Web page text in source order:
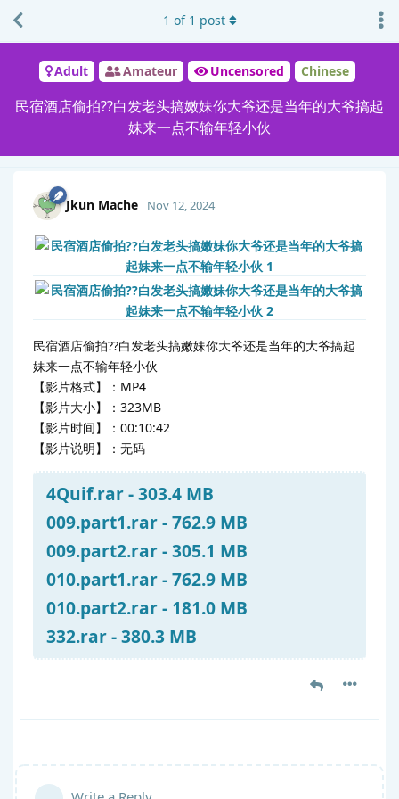
Adult Amateur Uncensored Chinese
民宿酒店偷拍??白发老头搞嫩妹你大爷还是当年的大爷搞起
妹来一点不输年轻小伙
1 of 1 post
Jkun Mache Nov 12, 2024
民宿酒店偷拍??白发老头搞嫩妹你大爷还是当年的大爷搞起
妹来一点不输年轻小伙
【影片格式】：MP4
【影片大小】：323MB
【影片时间】：00:10:42
【影片说明】：无码
4Quif.rar - 303.4 MB
009.part1.rar - 762.9 MB
009.part2.rar - 305.1 MB
010.part1.rar - 762.9 MB
010.part2.rar - 181.0 MB
332.rar - 380.3 MB